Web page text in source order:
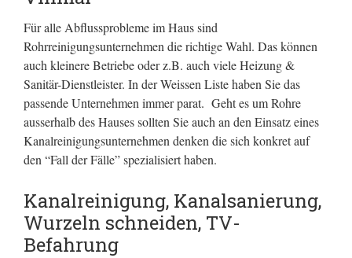
Für alle Abflussprobleme im Haus sind
Rohrreinigungsunternehmen die richtige Wahl. Das können
auch kleinere Betriebe oder z.B. auch viele Heizung &
Sanitär-Dienstleister. In der Weissen Liste haben Sie das
passende Unternehmen immer parat. Geht es um Rohre
ausserhalb des Hauses sollten Sie auch an den Einsatz eines
Kanalreinigungsunternehmen denken die sich konkret auf
den “Fall der Fälle” spezialisiert haben.
Kanalreinigung, Kanalsanierung,
Wurzeln schneiden, TV-
Befahrung